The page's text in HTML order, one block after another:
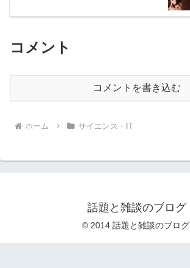
コメント
コメントを書き込む
ホーム サイエンス・IT
話題と雑談のブログ
© 2014 話題と雑談のブログ.